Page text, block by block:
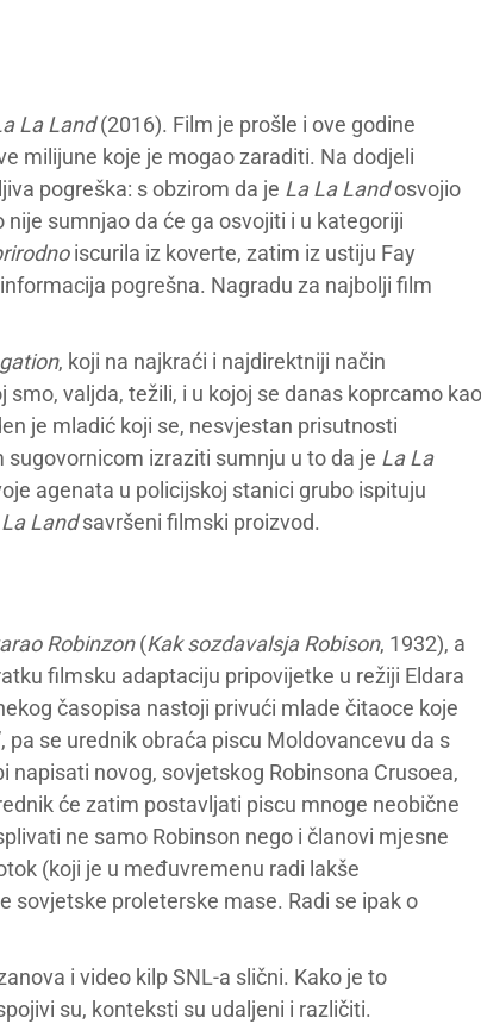
La Land(2016). Film je prošle i ove godine
milijune koje je mogao zaraditi. Na dodjeli
pogreška: s obzirom da je La La Landosvojio
sumnjao da će ga osvojiti i u kategoriji
iscurila iz koverte, zatim iz ustiju Fay
pogrešna. Nagradu za najbolji film
, koji na najkraći i najdirektniji način
valjda, težili, i u kojoj se danas koprcamo kao
je mladić koji se, nesvjestan prisutnosti
izraziti sumnju u to da je La La
agenata u policijskoj stanici grubo ispituju
Landsavršeni filmski proizvod.
Robinzon(Kak sozdavalsja Robison, 1932), a
filmsku adaptaciju pripovijetke u režiji Eldara
časopisa nastoji privući mlade čitaoce koje
se urednik obraća piscu Moldovancevu da s
novog, sovjetskog Robinsona Crusoea,
će zatim postavljati piscu mnoge neobične
ne samo Robinson nego i članovi mjesne
(koji je u međuvremenu radi lakše
sovjetske proleterske mase. Radi se ipak o
i video kilp SNL-a slični. Kako je to
su, konteksti su udaljeni i različiti.